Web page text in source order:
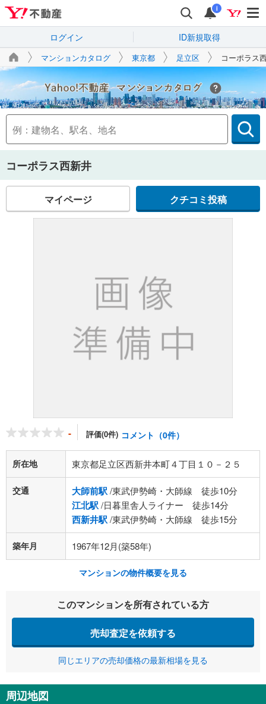
i
ログイン ID新規取得
マンションカタログ 東京都 足立区 コーポラス
Yahoo!不動産
コーポラス西新井
マイページ クチコミ投稿
- 評価(0件) コメント（0件）
所在地 東京都足立区西新井本町４丁目１０－２５
交通 大師前駅/東武伊勢崎・大師線 徒歩10分
江北駅/日暮里舎人ライナー 徒歩14分
西新井駅/東武伊勢崎・大師線 徒歩15分
築年月 1967年12月(築58年)
マンションの物件概要を見る
このマンションを所有されている方
売却査定を依頼する
同じエリアの売却価格の最新相場を見る
周辺地図